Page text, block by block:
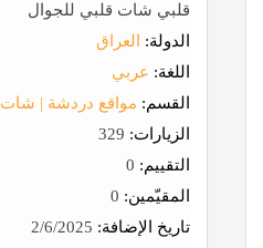
قلبي شات قلبي للجوال
الدولة:
العراق
اللغة: عربي
القسم: مواقع دردشة | شات
الزيارات:
التقييم:
المقيّمين:
تاريخ الإضافة: